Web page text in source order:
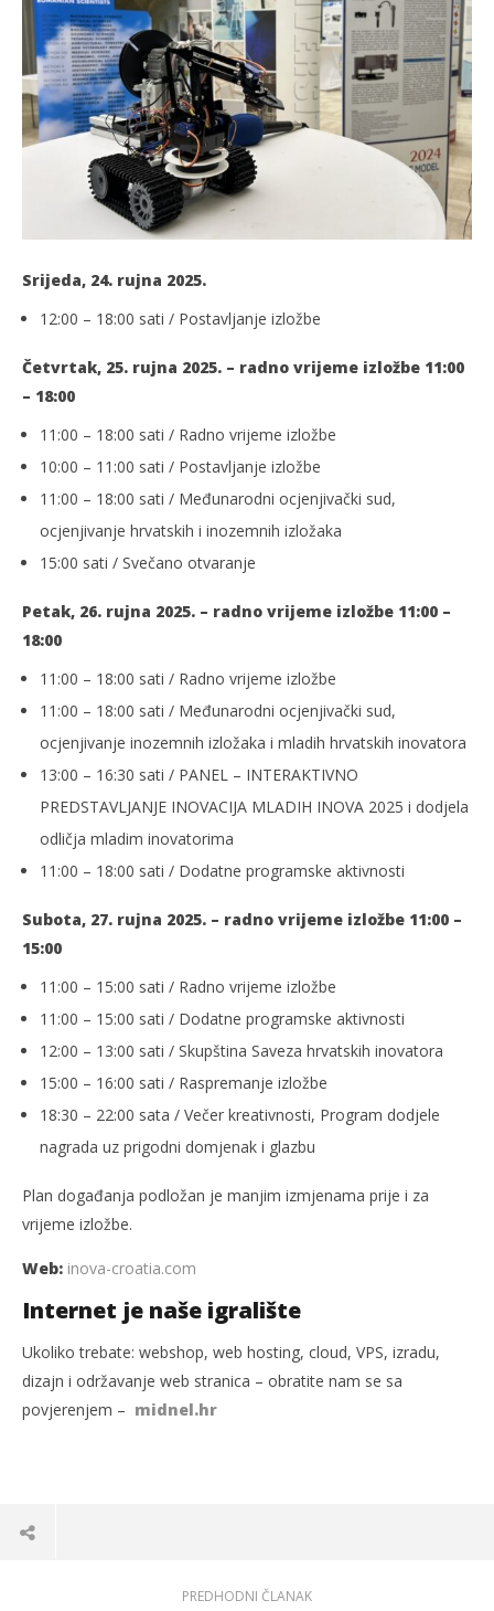
Srijeda, 24. rujna 2025.
12:00 – 18:00 sati / Postavljanje izložbe
Četvrtak, 25. rujna 2025. – radno vrijeme izložbe 11:00
– 18:00
11:00 – 18:00 sati / Radno vrijeme izložbe
10:00 – 11:00 sati / Postavljanje izložbe
11:00 – 18:00 sati / Međunarodni ocjenjivački sud,
ocjenjivanje hrvatskih i inozemnih izložaka
15:00 sati / Svečano otvaranje
Petak, 26. rujna 2025. – radno vrijeme izložbe 11:00 –
18:00
11:00 – 18:00 sati / Radno vrijeme izložbe
11:00 – 18:00 sati / Međunarodni ocjenjivački sud,
ocjenjivanje inozemnih izložaka i mladih hrvatskih inovatora
13:00 – 16:30 sati / PANEL – INTERAKTIVNO
PREDSTAVLJANJE INOVACIJA MLADIH INOVA 2025 i dodjela
odličja mladim inovatorima
11:00 – 18:00 sati / Dodatne programske aktivnosti
Subota, 27. rujna 2025. – radno vrijeme izložbe 11:00 –
15:00
11:00 – 15:00 sati / Radno vrijeme izložbe
11:00 – 15:00 sati / Dodatne programske aktivnosti
12:00 – 13:00 sati / Skupština Saveza hrvatskih inovatora
15:00 – 16:00 sati / Raspremanje izložbe
18:30 – 22:00 sata / Večer kreativnosti, Program dodjele
nagrada uz prigodni domjenak i glazbu
Plan događanja podložan je manjim izmjenama prije i za
vrijeme izložbe.
Web: inova-croatia.com
Internet je naše igralište
Ukoliko trebate: webshop, web hosting, cloud, VPS, izradu,
dizajn i održavanje web stranica – obratite nam se sa
povjerenjem – midnel.hr
PREDHODNI ČLANAK